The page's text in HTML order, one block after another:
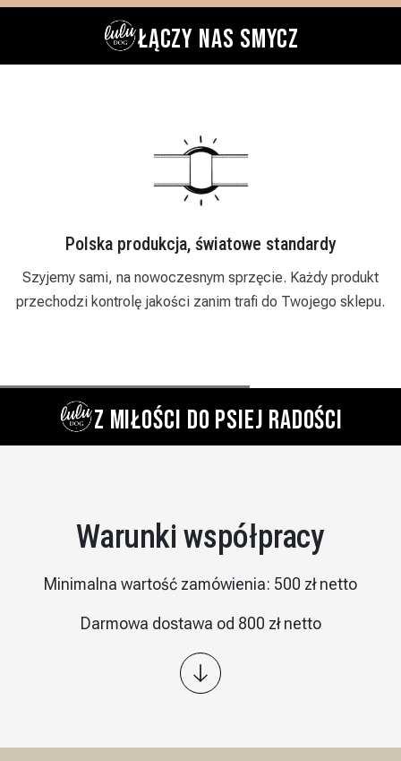
ŁĄCZY NAS SMYCZ
Polska produkcja, światowe standardy
Szyjemy sami, na nowoczesnym sprzęcie. Każdy produkt
przechodzi kontrolę jakości zanim trafi do Twojego sklepu.
Z MIŁOŚCI DO PSIEJ RADOŚCI
Warunki współpracy
Minimalna wartość zamówienia: 500 zł netto
Darmowa dostawa od 800 zł netto
Wysyłka: kurier InPost